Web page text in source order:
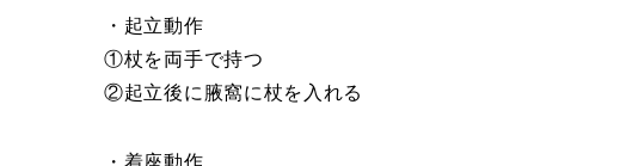
・起立動作
①杖を両手で持つ
②起立後に腋窩に杖を入れる